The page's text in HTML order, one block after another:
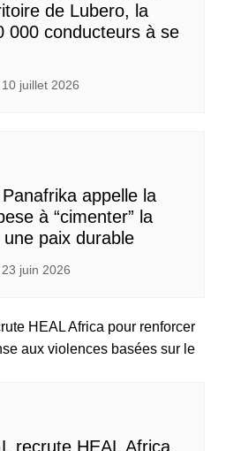
de Lubero, la
000 conducteurs à se
10 juillet 2026
appelle la
à “cimenter” la
paix durable
23 juin 2026
recrute HEAL Africa